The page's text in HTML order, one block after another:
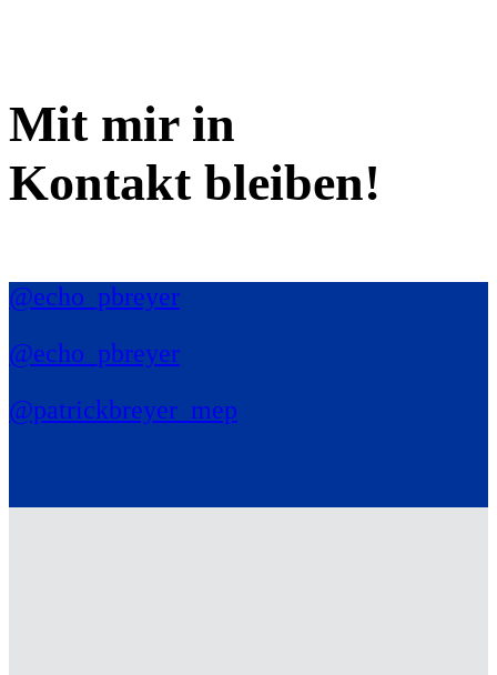
Mit mir in
Kontakt bleiben!
@echo_pbreyer
@echo_pbreyer
@patrickbreyer_mep